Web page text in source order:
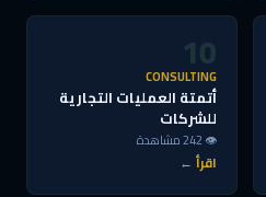
10
CONSULTING
أتمتة العمليات التجارية
للشركات
👁 242 مشاهدة
اقرأ ←